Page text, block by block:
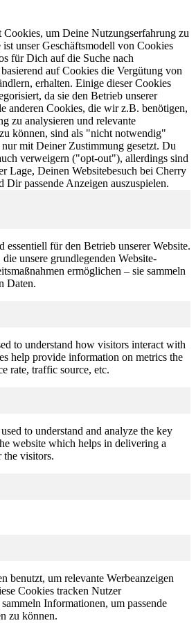
um Deine Nutzungserfahrung zu
ist unser Geschäftsmodell von Cookies
für Dich auf die Suche nach
auf Cookies die Vergütung von
erhalten. Einige dieser Cookies
da sie den Betrieb unserer
anderen Cookies, die wir z.B. benötigen,
zu analysieren und relevante
können, sind als "nicht notwendig"
mit Deiner Zustimmung gesetzt. Du
verweigern ("opt-out"), allerdings sind
Lage, Deinen Websitebesuch bei Cherry
Dir passende Anzeigen auszuspielen.
essentiell für den Betrieb unserer Website.
unsere grundlegenden Website-
ermöglichen – sie sammeln
Daten.
to understand how visitors interact with
help provide information on metrics the
rate, traffic source, etc.
to understand and analyze the key
website which helps in delivering a
the visitors.
benutzt, um relevante Werbeanzeigen
Cookies tracken Nutzer
Informationen, um passende
zu können.